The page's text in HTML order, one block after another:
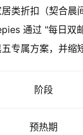
类折扣（契合晨
通过 "每日双
专属方案，并缩
阶段
预热期